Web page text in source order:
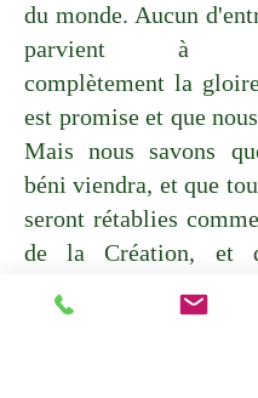
du monde. Aucun
parvient à
complètement la
est promise et que
Mais nous savons
béni viendra, et que
seront rétablies
de la Création, et
doit : « lorsqu’il